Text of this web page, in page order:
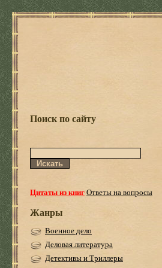
Поиск по сайту
Цитаты из книгОтветы на вопросы
Жанры
Военное дело
Деловая литература
Детективы и Триллеры